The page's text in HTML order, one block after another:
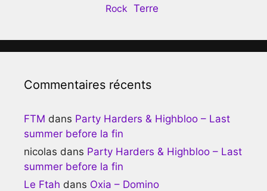
Rock Terre
Commentaires récents
FTM dans Party Harders & Highbloo – Last
summer before la fin
nicolas dans Party Harders & Highbloo – Last
summer before la fin
Le Ftah dans Oxia – Domino